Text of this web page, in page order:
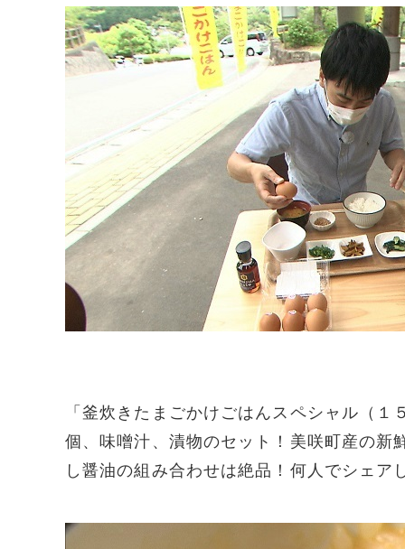
「釜炊きたまごかけごはんスペシャル（
個、味噌汁、漬物のセット！美咲町産の新
し醤油の組み合わせは絶品！何人でシェア